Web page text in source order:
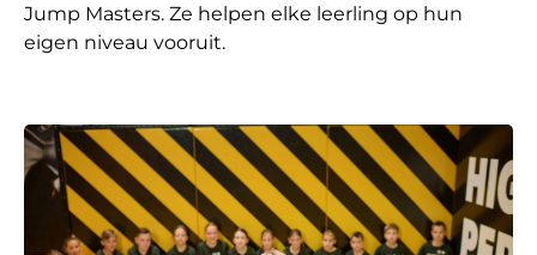
Jump Masters. Ze helpen elke leerling op hun
eigen niveau vooruit.